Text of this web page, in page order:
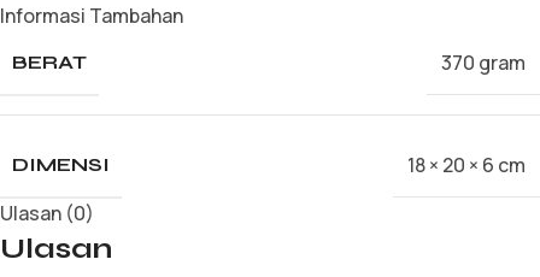
Informasi Tambahan
BERAT 370 gram
DIMENSI
18 × 20 × 6 cm
Ulasan (0)
Ulasan